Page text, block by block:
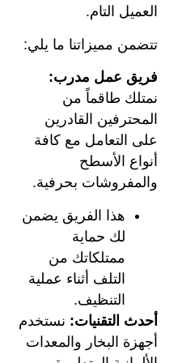
العميل التام.
تتضمن مميزاتنا ما يلي:
فريق عمل مدرب:
نمتلك طاقماً من
المحترفين القادرين
على التعامل مع كافة
أنواع الأسطح
والمفروشات بحرفية.
هذا الفريق يضمن
لك حماية
ممتلكاتك من
التلف أثناء عملية
التنظيف.
أحدث التقنيات: نستخدم
أجهزة البخار والمعدات